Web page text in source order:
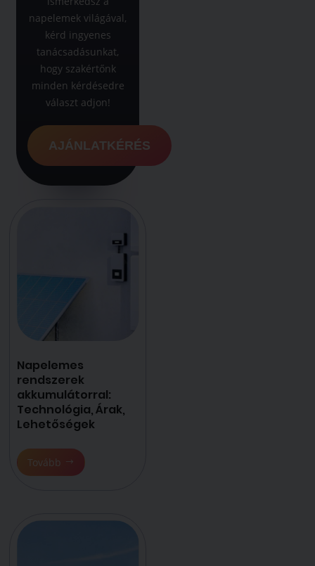
napelemek világával,
kérd ingyenes
tanácsadásunkat,
hogy szakértőnk
minden kérdésedre
választ adjon!
AJÁNLATKÉRÉS
Napelemes
rendszerek
akkumulátorral:
Technológia, Árak,
Lehetőségek
Tovább